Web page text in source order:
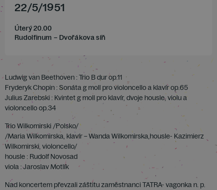
22/5/1951
Úterý 20.00
Rudolfinum – Dvořákova síň
Ludwig van Beethoven : Trio B dur op.11
Fryderyk Chopin : Sonáta g moll pro violoncello a klavír op.65
Julius Zarebski : Kvintet g moll pro klavír, dvoje housle, violu a
violoncello op.34
Trio Wilkomirski /Polsko/
/Maria Wilkomirska, klavír – Wanda Wilkomirska,housle- Kazimierz
Wilkomirski, violoncello/
housle : Rudolf Novosad
viola : Jaroslav Motlík
Nad koncertem převzali záštitu zaměstnanci TATRA- vagonka n. p.